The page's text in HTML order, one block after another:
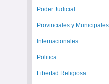
Poder Judicial
Provinciales y Municipales
Internacionales
Politica
Libertad Religiosa